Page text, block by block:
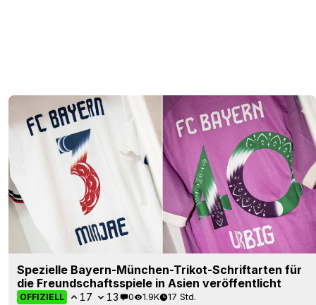
Spezielle Bayern-München-Trikot-Schriftarten für
die Freundschaftsspiele in Asien veröffentlicht
OFFIZIELL 17 13 0 1.9K 17 Std.